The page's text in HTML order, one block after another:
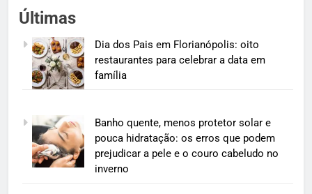
Últimas
Dia dos Pais em Florianópolis: oito
restaurantes para celebrar a data em
família
Banho quente, menos protetor solar e
pouca hidratação: os erros que podem
prejudicar a pele e o couro cabeludo no
inverno